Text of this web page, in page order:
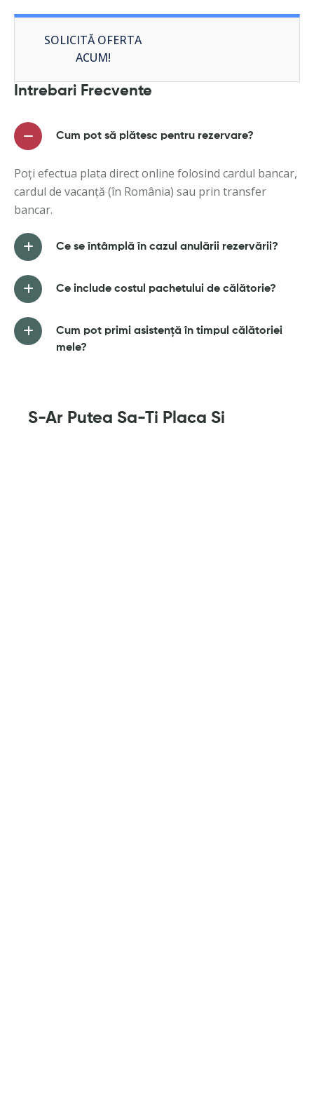
SOLICITĂ OFERTA
ACUM!
Intrebari Frecvente
Cum pot să plătesc pentru rezervare?
Poți efectua plata direct online folosind cardul bancar,
cardul de vacanță (în România) sau prin transfer
bancar.
Ce se întâmplă în cazul anulării rezervării?
Ce include costul pachetului de călătorie?
Cum pot primi asistență în timpul călătoriei
mele?
S-Ar Putea Sa-Ti Placa Si